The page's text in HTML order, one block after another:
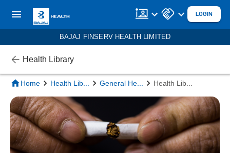
LOGIN
BAJAJ FINSERV HEALTH LIMITED
Health Library
Home Health Lib General He Health Lib